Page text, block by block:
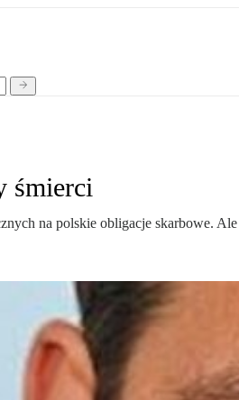
śmierci
na polskie obligacje skarbowe.